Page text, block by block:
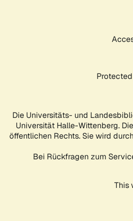
Die Universitäts- und
Universität Halle-Wittenberg.
öffentlichen Rechts. Sie wird
Bei Rückfragen zum
This